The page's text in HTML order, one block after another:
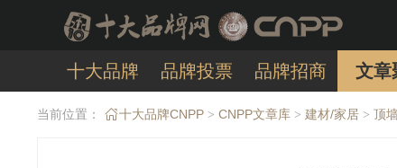
十大品牌 品牌投票 品牌招商 文章
当前位置： 十大品牌CNPP > CNPP文章库 > 建材/家居 > 顶